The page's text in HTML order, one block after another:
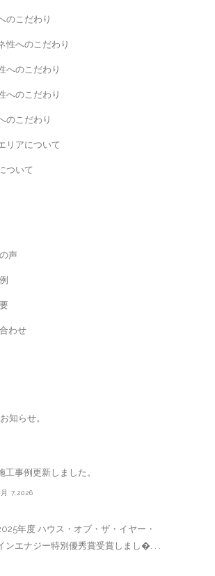
のこだわり
性へのこだわり
へのこだわり
へのこだわり
のこだわり
リアについて
ついて
声
わせ
知らせ。
工事例更新しました。
7,2026
年度 ハウス・オブ・ザ・イヤー・
ンエナジー特別優秀賞受賞しまし�. . .